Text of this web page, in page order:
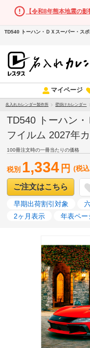
【令和8年熊本地震の
TD540 トーハン・ＤＸスーパー・ス
マイページ
名入れカレンダー製作所 壁掛けカレンダー
TD540 トーハン
フイルム 2027年
100冊注文時の一冊当たりの価格
税別 1,334 円 (税
ご注文はこちら
早期出荷割引対象
2ヶ月表示
年表ペー